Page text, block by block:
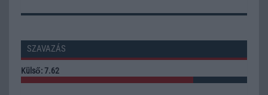
SZAVAZÁS
Külső: 7.62